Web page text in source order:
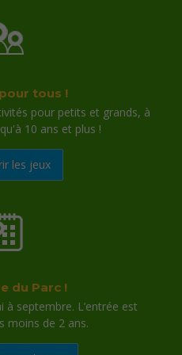
pour tous les âges
gonflables, structures
les enfants ne s'ennuient
aux plus petits comme
du parc.
de la nature
des tables de pique nique,
et profiter en famille.
tous les
diversité d'activités :
tous !
pour petits et grands, à
10 ans et plus !
les jeux
du Parc !
septembre. L’entrée est
moins de 2 ans.